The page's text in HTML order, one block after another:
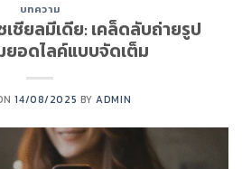
บทความ
ชียลมีเดีย: เคล็ดลับถ่ายรูป
ยอดไลค์แบบจัดเต็ม
14/08/2025 BYADMIN